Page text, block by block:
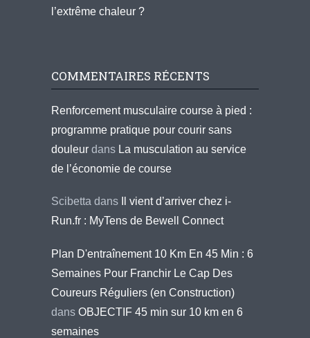
l’extrême chaleur ?
COMMENTAIRES RÉCENTS
Renforcement musculaire course à pied :
programme pratique pour courir sans
douleur dans La musculation au service
de l’économie de course
Scibetta dans
Il vient d’arriver chez i-
Run.fr : MyTens de Bewell Connect
Plan D'entraînement 10 Km En 45 Min : 6
Semaines Pour Franchir Le Cap Des
Coureurs Réguliers (en Construction)
dans OBJECTIF 45 min sur 10 km en 6
semaines